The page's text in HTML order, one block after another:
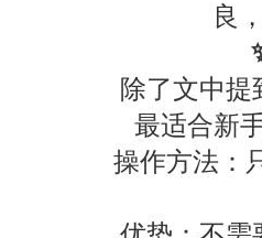
良
除了文中
最适合新
操作方法：